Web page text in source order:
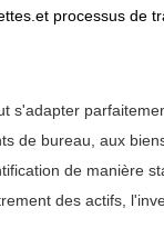
processus de
s'adapter
de bureau, aux
de manière
des actifs,